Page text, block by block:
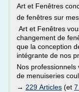
Art et Fenêtres
de fenêtres sur
Art et Fenêtres
changement de
que la conception
intégrante de nos
Nos
de menuiseries
→ 229 Articles (et